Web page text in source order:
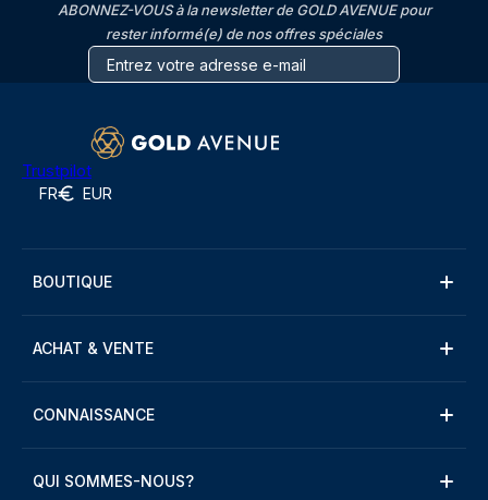
ABONNEZ-VOUS à la newsletter de GOLD AVENUE pour
rester informé(e) de nos offres spéciales
Trustpilot
FR EUR
BOUTIQUE
ACHAT & VENTE
CONNAISSANCE
QUI SOMMES-NOUS?